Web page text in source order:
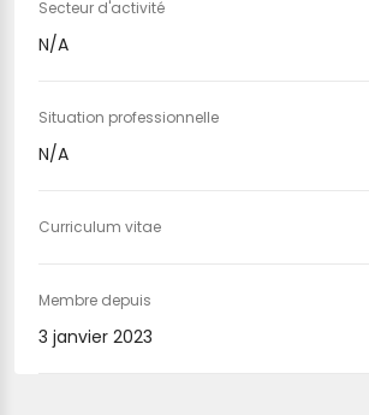
Secteur d'activité
N/A
Situation professionnelle
N/A
Curriculum vitae
Membre depuis
3 janvier 2023